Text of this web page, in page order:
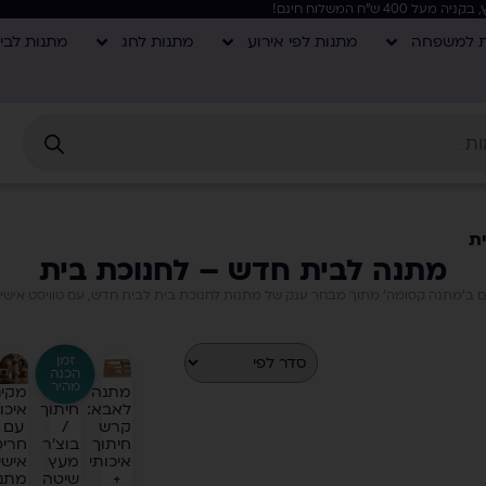
למשפחה מתנות לפי אירוע מתנות לחג
מתנות
מתנה לבית חדש – לחנוכת בית
ב'מתנה קסומה' מתוך מבחר ענק של מתנות לחנוכת בית לבית חדש, עם טוויסט אישי
מתנה
לאבא:
קרש
חיתוך
איכותי
+
זמן
הכנה
מהיר
קרש
חיתוך
/
בוצ'ר
מעץ
שיטה
עם